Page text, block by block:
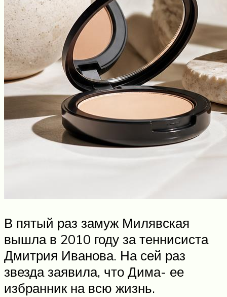
В пятый раз замуж Милявская
вышла в 2010 году за теннисиста
Дмитрия Иванова. На сей раз
звезда заявила, что Дима- ее
избранник на всю жизнь.